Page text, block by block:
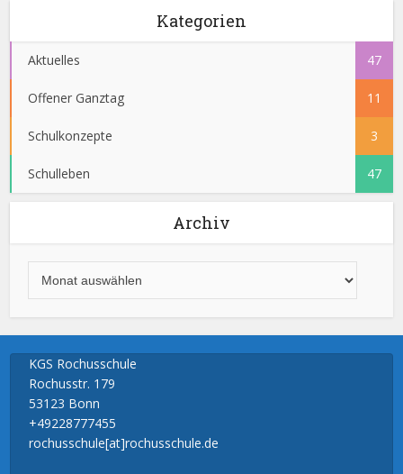
Kategorien
Aktuelles 47
Offener Ganztag 11
Schulkonzepte 3
Schulleben 47
Archiv
KGS Rochusschule
Rochusstr. 179
53123 Bonn
+49228777455
rochusschule[at]rochusschule.de